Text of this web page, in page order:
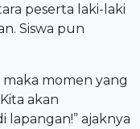
peserta laki-laki
Siswa pun
momen yang
akan
lapangan!” ajaknya